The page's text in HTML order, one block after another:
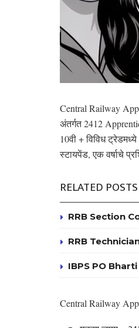
Central Railway
अंतर्गत 2412
10वी + विविध
स्टायपेंड, एक वर्षाचे
RELATED POSTS
RRB Section
RRB Technician
IBPS PO Bharti
Central Railway